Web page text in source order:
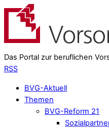
Das Portal zur beruflichen
RSS
BVG-Aktuell
Themen
BVG-Reform 21